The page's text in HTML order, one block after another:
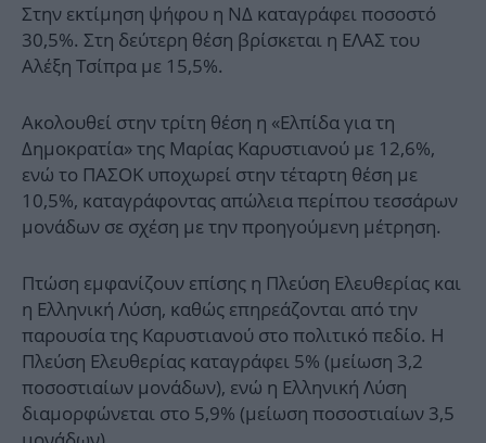
Στην εκτίμηση ψήφου η ΝΔ καταγράφει ποσοστό
30,5%. Στη δεύτερη θέση βρίσκεται η ΕΛΑΣ του
Αλέξη Τσίπρα με 15,5%.
Ακολουθεί στην τρίτη θέση η «Ελπίδα για τη
Δημοκρατία» της Μαρίας Καρυστιανού με 12,6%,
ενώ το ΠΑΣΟΚ υποχωρεί στην τέταρτη θέση με
10,5%, καταγράφοντας απώλεια περίπου τεσσάρων
μονάδων σε σχέση με την προηγούμενη μέτρηση.
Πτώση εμφανίζουν επίσης η Πλεύση Ελευθερίας και
η Ελληνική Λύση, καθώς επηρεάζονται από την
παρουσία της Καρυστιανού στο πολιτικό πεδίο. Η
Πλεύση Ελευθερίας καταγράφει 5% (μείωση 3,2
ποσοστιαίων μονάδων), ενώ η Ελληνική Λύση
διαμορφώνεται στο 5,9% (μείωση ποσοστιαίων 3,5